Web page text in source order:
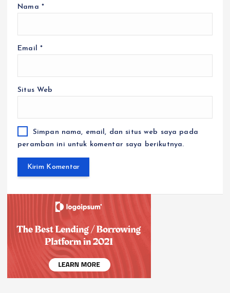
Nama *
Email *
Situs Web
Simpan nama, email, dan situs web saya pada
peramban ini untuk komentar saya berikutnya.